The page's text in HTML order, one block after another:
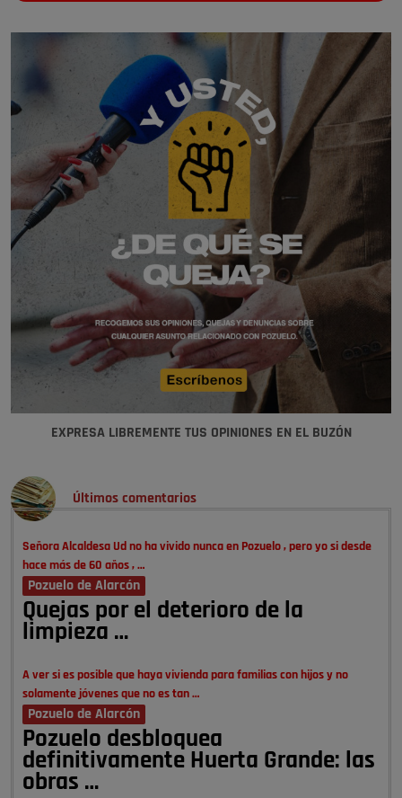
EXPRESA LIBREMENTE TUS OPINIONES EN EL BUZÓN
Últimos comentarios
Señora Alcaldesa Ud no ha vivido nunca en Pozuelo , pero yo si desde
hace más de 60 años , …
Pozuelo de Alarcón
Quejas por el deterioro de la
limpieza …
A ver si es posible que haya vivienda para familias con hijos y no
solamente jóvenes que no es tan …
Pozuelo de Alarcón
Pozuelo desbloquea
definitivamente Huerta Grande: las
obras …